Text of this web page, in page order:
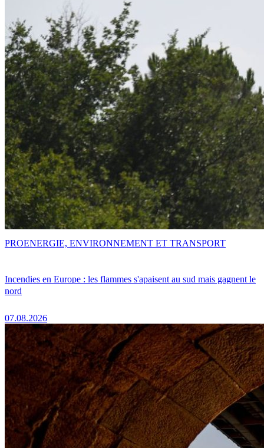
Incendies en Europe : les flammes s'apaisent au sud mais gagnent le
nord
07.08.2026
PROENERGIE, ENVIRONNEMENT ET TRANSPORT